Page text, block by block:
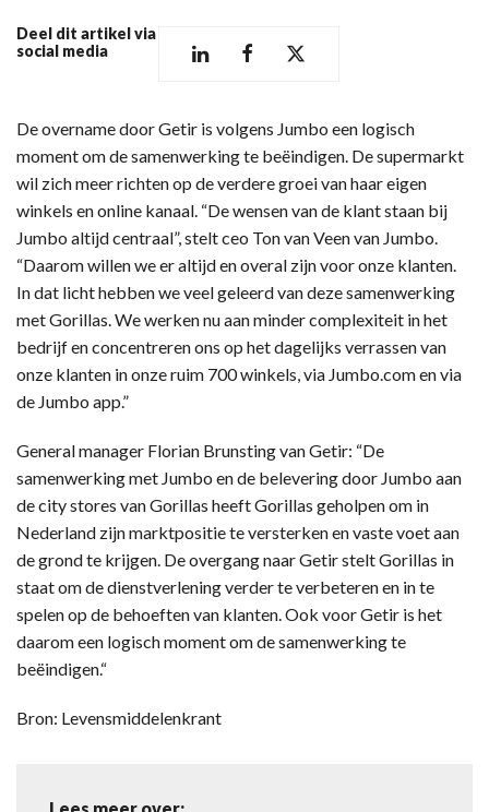
Deel dit artikel via
social media
De overname door Getir is volgens Jumbo een logisch
moment om de samenwerking te beëindigen. De supermarkt
wil zich meer richten op de verdere groei van haar eigen
winkels en online kanaal. “De wensen van de klant staan bij
Jumbo altijd centraal”, stelt ceo Ton van Veen van Jumbo.
“Daarom willen we er altijd en overal zijn voor onze klanten.
In dat licht hebben we veel geleerd van deze samenwerking
met Gorillas. We werken nu aan minder complexiteit in het
bedrijf en concentreren ons op het dagelijks verrassen van
onze klanten in onze ruim 700 winkels, via Jumbo.com en via
de Jumbo app.”
General manager Florian Brunsting van Getir: “De
samenwerking met Jumbo en de belevering door Jumbo aan
de city stores van Gorillas heeft Gorillas geholpen om in
Nederland zijn marktpositie te versterken en vaste voet aan
de grond te krijgen. De overgang naar Getir stelt Gorillas in
staat om de dienstverlening verder te verbeteren en in te
spelen op de behoeften van klanten. Ook voor Getir is het
daarom een logisch moment om de samenwerking te
beëindigen.“
Bron: Levensmiddelenkrant